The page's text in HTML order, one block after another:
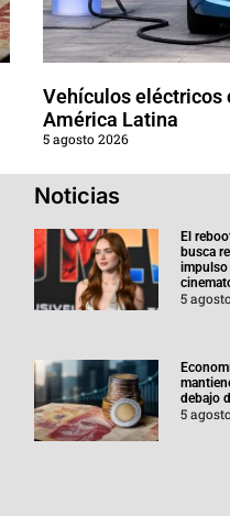
Vehículos eléctricos
América Latina
5 agosto 2026
Noticias
El
busca
impulso
5
debajo
5